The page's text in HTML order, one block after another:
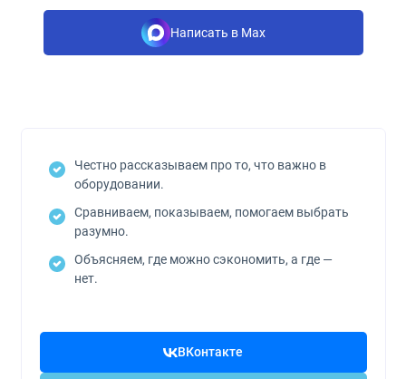
Написать в Max
Честно рассказываем про то, что важно в
оборудовании.
Сравниваем, показываем, помогаем выбрать
разумно.
Объясняем, где можно сэкономить, а где —
нет.
ВКонтакте